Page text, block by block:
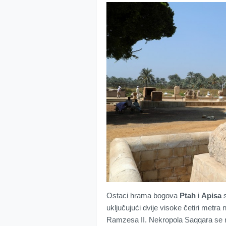
Ostaci hrama bogova Ptah i Apisa
uključujući dvije visoke četiri metra
Ramzesa II. Nekropola Saqqara se